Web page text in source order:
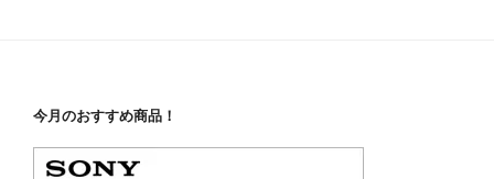
今月のおすすめ商品！